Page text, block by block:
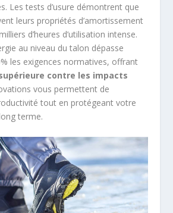
Les tests d’usure démontrent que
leurs propriétés d’amortissement
d’heures d’utilisation intense.
au niveau du talon dépasse
les exigences normatives, offrant
contre les impacts
vous permettent de
tout en protégeant votre
terme.